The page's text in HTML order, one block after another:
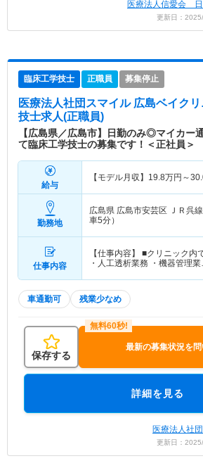
医療法人信愛会
更新日：
臨床工学技士 正職員 募集停止
医療法人社団スマイル 広島ベイクリ
技士求人(正職員)
【広島県／広島市】日勤のみ◎マイカー
て臨床工学技士の募集です！＜正社員＞
給与
【モデル月収】 19.8万円～
勤務地
広島県 広島市安芸区 ＪＲ呉
車5分）
仕事内容
【仕事内容】 ■クリニック内
・人工透析業務 ・機器管理
車通勤可 残業少なめ
保存する
最新の募集状況を
詳細を見る
医療法人社
更新日：